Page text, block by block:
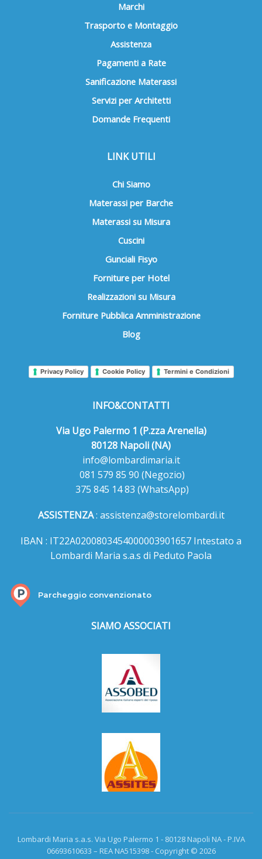
Marchi
Trasporto e Montaggio
Assistenza
Pagamenti a Rate
Sanificazione Materassi
Servizi per Architetti
Domande Frequenti
LINK UTILI
Chi Siamo
Materassi per Barche
Materassi su Misura
Cuscini
Gunciali Fisyo
Forniture per Hotel
Realizzazioni su Misura
Forniture Pubblica Amministrazione
Blog
Privacy Policy Cookie Policy Termini e Condizioni
INFO&CONTATTI
Via Ugo Palermo 1 (P.zza Arenella)
80128 Napoli (NA)
info@lombardimaria.it
081 579 85 90 (Negozio)
375 845 14 83 (WhatsApp)
ASSISTENZA: assistenza@storelombardi.it
IBAN : IT22A0200803454000003901657 Intestato a
Lombardi Maria s.a.s di Peduto Paola
Parcheggio convenzionato
SIAMO ASSOCIATI
Lombardi Maria s.a.s. Via Ugo Palermo 1 - 80128 Napoli NA - P.IVA
06693610633 – REA NA515398 - Copyright © 2026